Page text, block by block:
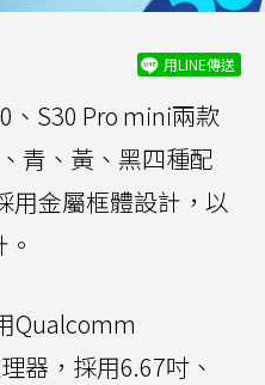
用LINE傳送
、S30 Pro mini兩款
青、黃、黑四種配
用金屬框體設計，以
Qualcomm
器，採用6.67吋、